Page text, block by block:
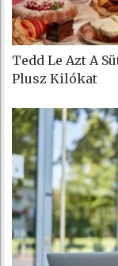
Tedd Le Azt A
Plusz Kilókat